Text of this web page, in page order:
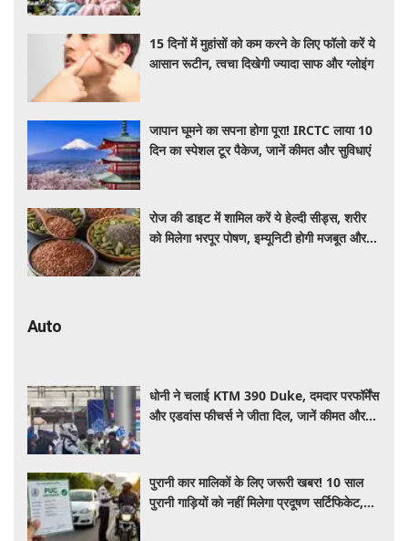
15 दिनों में मुहांसों को कम करने के लिए फॉलो करें ये
आसान रूटीन, त्वचा दिखेगी ज्यादा साफ और ग्लोइंग
जापान घूमने का सपना होगा पूरा! IRCTC लाया 10
दिन का स्पेशल टूर पैकेज, जानें कीमत और सुविधाएं
रोज की डाइट में शामिल करें ये हेल्दी सीड्स, शरीर
को मिलेगा भरपूर पोषण, इम्यूनिटी होगी मजबूत और
Auto
धोनी ने चलाई KTM 390 Duke, दमदार परफॉर्मेंस
और एडवांस फीचर्स ने जीता दिल, जानें कीमत और
पुरानी कार मालिकों के लिए जरूरी खबर! 10 साल
पुरानी गाड़ियों को नहीं मिलेगा प्रदूषण सर्टिफिकेट,